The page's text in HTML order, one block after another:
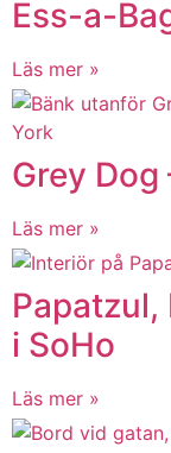
Ess-a-
Läs mer »
Grey Dog
Läs mer »
i SoHo
Läs mer »